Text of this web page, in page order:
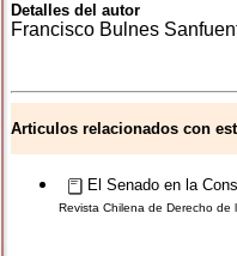
Detalles del autor
Francisco Bulnes
Articulos relacionados con
El Senado en la
Revista Chilena de Derecho de